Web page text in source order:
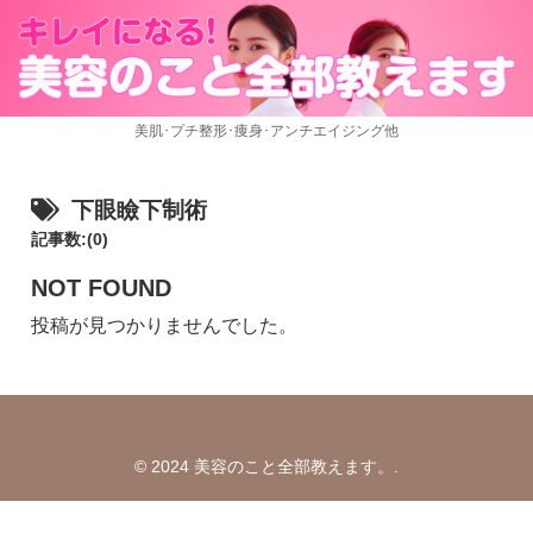
美肌･プチ整形･痩身･アンチエイジング他
下眼瞼下制術
記事数:(0)
NOT FOUND
投稿が見つかりませんでした。
© 2024 美容のこと全部教えます。.